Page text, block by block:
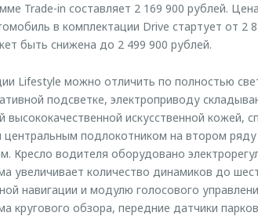
Trade-in составляет 2 169 900 рублей.
в комплектации Drive стартует от 2
быть снижена до 2 499 900 рублей.
Lifestyle можно отличить по полностью
подсветке, электроприводу
искусственной кожей,
подлокотником на втором
Кресло водителя оборудовано
увеличивает количество динамиков до
навигации и модулю голосового
кругового обзора, передние датчики